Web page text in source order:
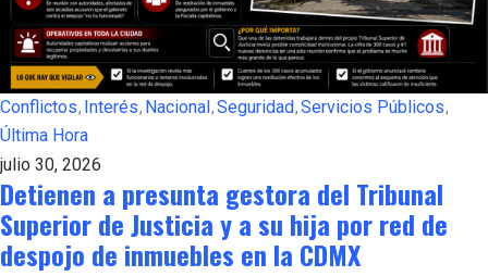
Conflictos Interés Nacional Seguridad Servicios Públicos
Última Hora
julio 30, 2026
Detienen a presunta gestora del Tribunal
Superior de Justicia y a su hija por red de
despojo de inmuebles en la CDMX